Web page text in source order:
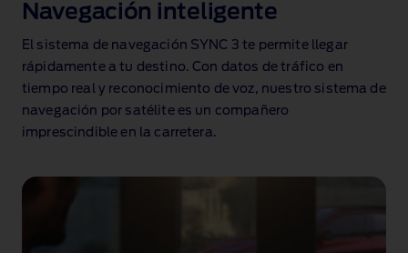
Navegación inteligente
El sistema de navegación SYNC 3 te permite llegar
rápidamente a tu destino. Con datos de tráfico en
tiempo real y reconocimiento de voz, nuestro sistema de
navegación por satélite es un compañero
imprescindible en la carretera.